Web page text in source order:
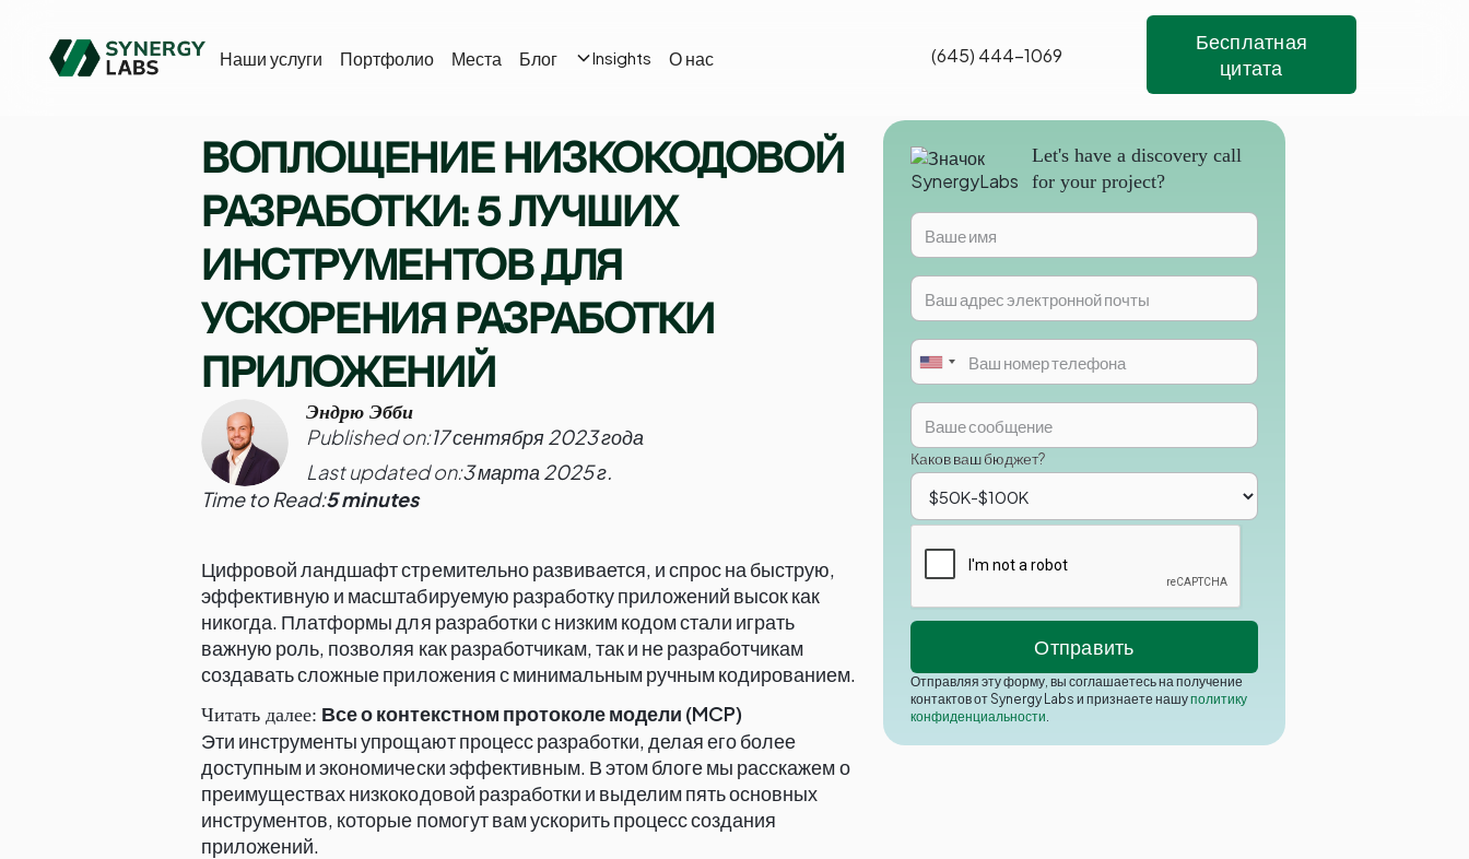
Наши услуги Портфолио Места Блог Insights О нас (645) 444-1069
Бесплатная
цитата
ВОПЛОЩЕНИЕ НИЗКОКОДОВОЙ
РАЗРАБОТКИ: 5 ЛУЧШИХ
ИНСТРУМЕНТОВ ДЛЯ
УСКОРЕНИЯ РАЗРАБОТКИ
ПРИЛОЖЕНИЙ
Эндрю Эбби
Published on:17 сентября 2023 года
Last updated on:3 марта 2025 г.
Time to Read:5 minutes
Цифровой ландшафт стремительно развивается, и спрос на быструю,
эффективную и масштабируемую разработку приложений высок как
никогда. Платформы для разработки с низким кодом стали играть
важную роль, позволяя как разработчикам, так и не разработчикам
создавать сложные приложения с минимальным ручным кодированием.
Читать далее: Все о контекстном протоколе модели (MCP)
Эти инструменты упрощают процесс разработки, делая его более
доступным и экономически эффективным. В этом блоге мы расскажем о
преимуществах низкокодовой разработки и выделим пять основных
инструментов, которые помогут вам ускорить процесс создания
приложений.
Let's have a discovery call
for your project?
Каков ваш бюджет?
Отправляя эту форму, вы соглашаетесь на получение
контактов от Synergy Labs и признаете нашуполитику
конфиденциальности